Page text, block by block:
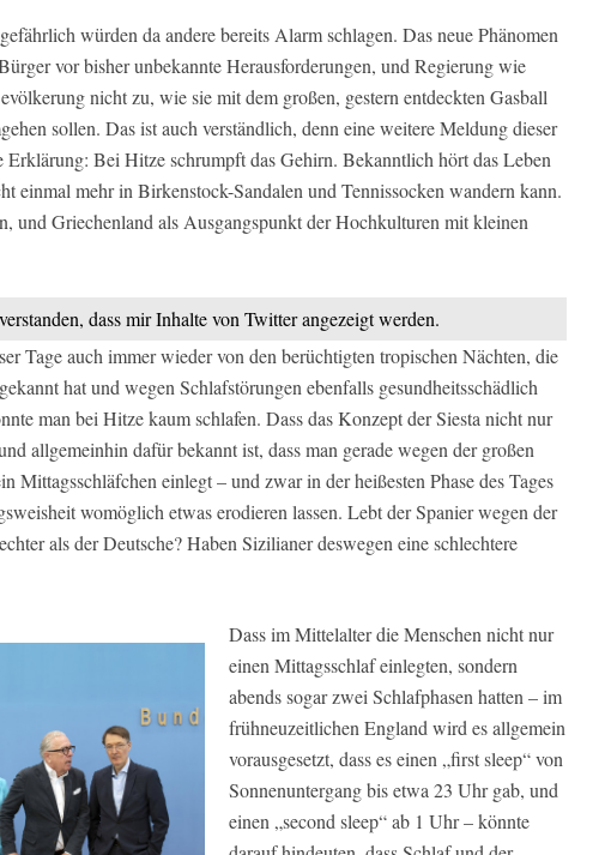
würden da andere bereits Alarm schlagen. Das neue Phänomen
vor bisher unbekannte Herausforderungen, und Regierung wie
nicht zu, wie sie mit dem großen, gestern entdeckten Gasball
sollen. Das ist auch verständlich, denn eine weitere Meldung dieser
Erklärung: Bei Hitze schrumpft das Gehirn. Bekanntlich hört das Leben
einmal mehr in Birkenstock-Sandalen und Tennissocken wandern kann.
und Griechenland als Ausgangspunkt der Hochkulturen mit kleinen
dass mir Inhalte von Twitter angezeigt werden.
Tage auch immer wieder von den berüchtigten tropischen Nächten, die
hat und wegen Schlafstörungen ebenfalls gesundheitsschädlich
man bei Hitze kaum schlafen. Dass das Konzept der Siesta nicht nur
allgemeinhin dafür bekannt ist, dass man gerade wegen der großen
Mittagsschläfchen einlegt – und zwar in der heißesten Phase des Tages
womöglich etwas erodieren lassen. Lebt der Spanier wegen der
als der Deutsche? Haben Sizilianer deswegen eine schlechtere
Dass im Mittelalter die Menschen nicht nur
einen Mittagsschlaf einlegten, sondern
abends sogar zwei Schlafphasen hatten – im
frühneuzeitlichen England wird es allgemein
vorausgesetzt, dass es einen „first sleep“ von
Sonnenuntergang bis etwa 23 Uhr gab, und
einen „second sleep“ ab 1 Uhr – könnte